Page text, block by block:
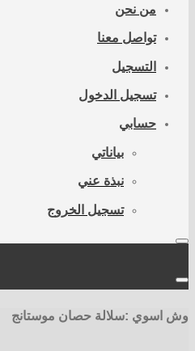
من نحن
تواصل معنا
التسجيل
تسجيل الدخول
حسابي
بياناتي
نبذة عني
تسجيل الخروج
وش اسوي :سلالة حصان موستانج